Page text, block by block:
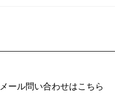
メール問い合わせはこちら